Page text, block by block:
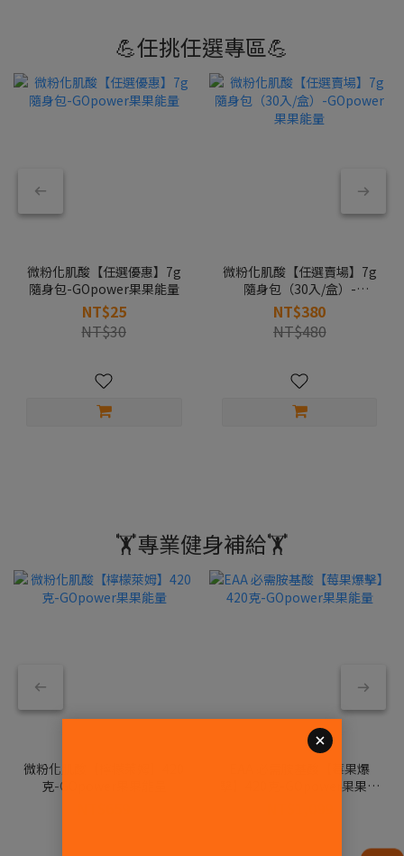
💪任挑任選專區💪
微粉化肌酸【任選優惠】7g
隨身包-GOpower果果能量
NT$25
NT$30
微粉化肌酸【任選賣場】7g
隨身包（30入/盒）-
GOpower果果能量
NT$380
NT$480
🏋️專業健身補給🏋️
微粉化肌酸【檸檬萊姆】420
克-GOpower果果能量
EAA 必需胺基酸【莓果爆
擊】420克-GOpower果果能